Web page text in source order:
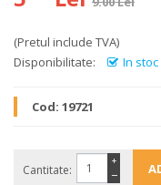
(Pretul include TVA)
Disponibilitate:
In stoc
Cod: 19721
Cantitate: −
+